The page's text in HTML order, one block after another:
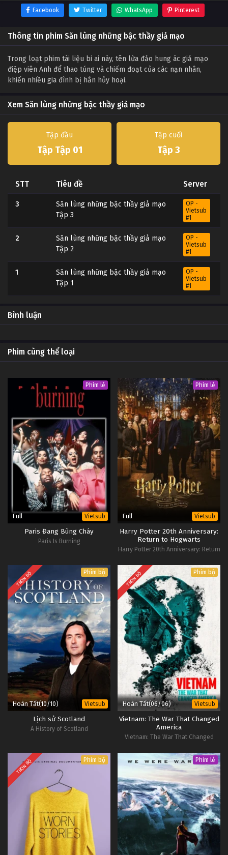
Facebook Twitter WhatsApp Pinterest
Thông tin phim Săn lùng những bậc thầy giả mạo
Trong loạt phim tài liệu bi ai này, tên lừa đảo hung ác giả mạo
điệp viên Anh để thao túng và chiếm đoạt của các nạn nhân,
khiến nhiều gia đình bị hắn hủy hoại.
Xem Săn lùng những bậc thầy giả mạo
Tập đầu
Tập Tập 01
Tập cuối
Tập 3
STT Tiêu đề Server
3
Săn lùng những bậc thầy giả mạo
Tập 3
OP -
Vietsub
#1
2
Săn lùng những bậc thầy giả mạo
Tập 2
OP -
Vietsub
#1
1
Săn lùng những bậc thầy giả mạo
Tập 1
OP -
Vietsub
#1
Bình luận
Phim cùng thể loại
Phim lẻ
Full Vietsub
Paris Đang Bùng Cháy
Paris Is Burning
Phim lẻ
Full Vietsub
Harry Potter 20th Anniversary:
Return to Hogwarts
Harry Potter 20th Anniversary: Return
TRỌN BỘ Phim bộ
Hoàn Tất(10/10) Vietsub
Lịch sử Scotland
A History of Scotland
TRỌN BỘ Phim bộ
Hoàn Tất(06/06) Vietsub
Vietnam: The War That Changed
America
Vietnam: The War That Changed
TRỌN BỘ Phim bộ Phim lẻ